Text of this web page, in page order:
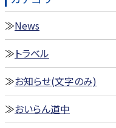
News
トラベル
お知らせ(文字のみ)
おいらん道中